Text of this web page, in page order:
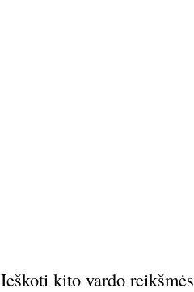
Ieškoti kito vardo reikšmės